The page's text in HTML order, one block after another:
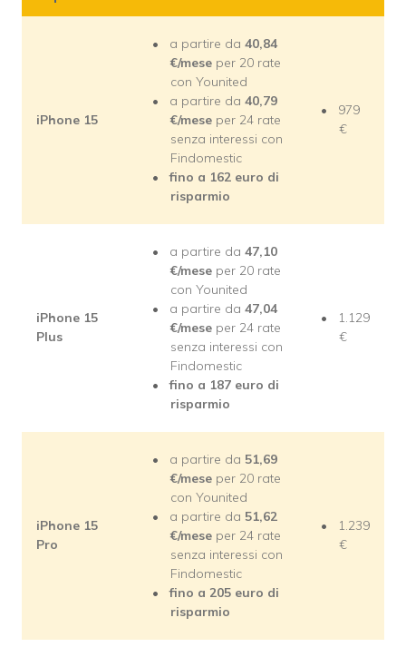
iPhone 15
a partire da 40,84
€/mese per 20 rate
con Younited
a partire da 40,79
€/mese per 24 rate
senza interessi con
Findomestic
fino a 162 euro di
risparmio
979
€
iPhone 15
Plus
a partire da 47,10
€/mese per 20 rate
con Younited
a partire da 47,04
€/mese per 24 rate
senza interessi con
Findomestic
fino a 187 euro di
risparmio
1.129
€
iPhone 15
Pro
a partire da 51,69
€/mese per 20 rate
con Younited
a partire da 51,62
€/mese per 24 rate
senza interessi con
Findomestic
fino a 205 euro di
risparmio
1.239
€